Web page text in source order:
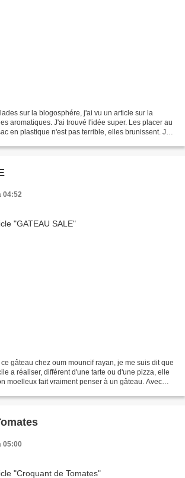
sur la blogosphére, j'ai vu un article sur la
aromatiques. J'ai trouvé l'idée super. Les placer au
en plastique n'est pas terrible, elles brunissent. Je
04:52
gâteau chez oum mouncif rayan, je me suis dit que
a réaliser, différent d'une tarte ou d'une pizza, elle
moelleux fait vraiment penser à un gâteau. Avec
05:00